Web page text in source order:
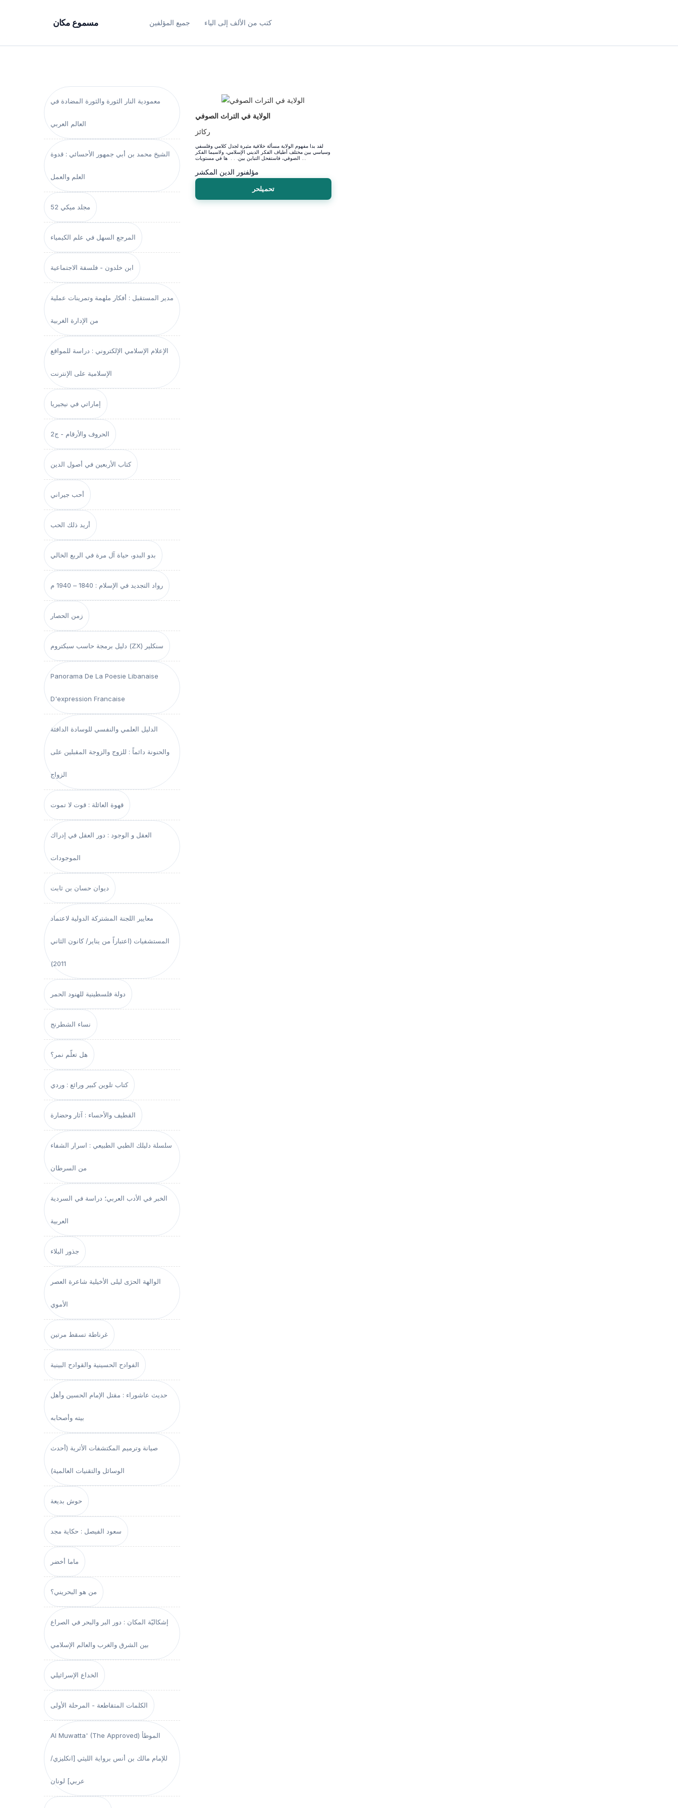
مسموع مكان جميع المؤلفين كتب من الألف إلى الياء
معمودية النار الثورة والثورة المضادة في
العالم العربي
الشيخ محمد بن أبي جمهور الأحسائي : قدوة
العلم والعمل
مجلد ميكي 52
المرجع السهل في علم الكيمياء
ابن خلدون - فلسفة الاجتماعية
مدير المستقبل : أفكار ملهمة وتمرينات عملية
من الإدارة الغربية
الإعلام الإسلامي الإلكتروني : دراسة للمواقع
الإسلامية على الإنترنت
إماراتي في نيجيريا
الحروف والأرقام - ج2
كتاب الأربعين في أصول الدين
أحب جيراني
أريد ذلك الحب
بدو البدو، حياة آل مرة في الربع الخالي
رواد التجديد في الإسلام : 1840 – 1940 م
زمن الحصار
دليل برمجة حاسب سبكتروم (ZX) سنكلير
Panorama De La Poesie Libanaise
D'expression Francaise
الدليل العلمي والنفسي للوسادة الدافئة
والحنونة دائماً : للزوج والزوجة المقبلين على
الزواج
قهوة العائلة : قوت لا تموت
العقل و الوجود : دور العقل في إدراك
الموجودات
ديوان حسان بن ثابت
معايير اللجنة المشتركة الدولية لاعتماد
المستشفيات (اعتباراً من يناير/ كانون الثاني
2011)
دولة فلسطينية للهنود الحمر
نساء الشطرنج
هل تعلّم نمر؟
كتاب تلوين كبير ورائع : وردي
القطيف والأحساء : آثار وحضارة
سلسلة دليلك الطبي الطبيعي : اسرار الشفاء
من السرطان
الخبر في الأدب العربي؛ دراسة في السردية
العربية
جذور البلاء
الوالهة الحرَى ليلى الأخيلية شاعرة العصر
الأموي
غرناطة تسقط مرتين
الفوادح الحسينية والقوادح البينية
حديث عاشوراء : مقتل الإمام الحسين وأهل
بيته وأصحابه
صيانة وترميم المكتشفات الأثرية (أحدث
الوسائل والتقنيات العالمية)
حوش بديعة
سعود الفيصل : حكاية مجد
ماما أخضر
من هو البحريني؟
إشكاليّة المكان : دور البر والبحر في الصراع
بين الشرق والغرب والعالم الإسلامي
الخداع الإسرائيلي
الكلمات المتقاطعة - المرحلة الأولى
Al Muwatta' (The Approved) الموطأ
للإمام مالك بن أنس برواية الليثي [انكليزي/
عربي] لونان
الولاية في التراث الصوفي
ركائز
لقد بدا مفهوم الولاية مسألة خلافية مثيرة لجدل كلامي وفلسفي
وسياسي بين مختلف أطياف الفكر الديني الإسلامي، ولاسيما الفكر
مؤلفنور الدين المكشر
تحميلحر